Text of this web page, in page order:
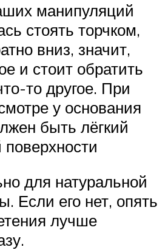
манипуляций
стоять торчком,
вниз, значит,
и стоит обратить
то другое. При
у основания
быть лёгкий
для натуральной
Если его нет, опять
лучше